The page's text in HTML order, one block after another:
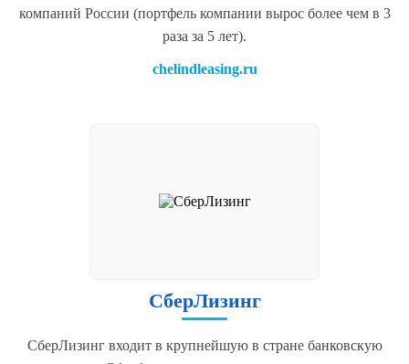
компаний России (портфель компании вырос более чем в 3
раза за 5 лет).
chelindleasing.ru
СберЛизинг
СберЛизинг входит в крупнейшую в стране банковскую